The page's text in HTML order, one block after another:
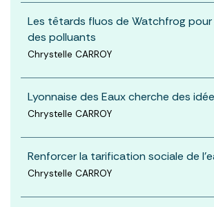
Les têtards fluos de Watchfrog pour
des polluants
Chrystelle CARROY
Lyonnaise des Eaux cherche des
Chrystelle CARROY
Renforcer la tarification sociale de
Chrystelle CARROY